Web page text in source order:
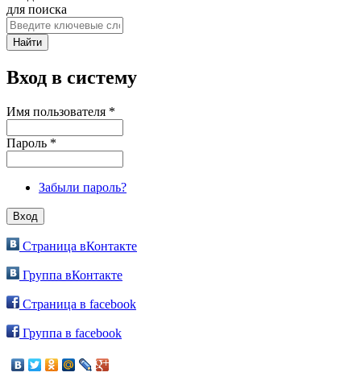
для поиска
Вход в систему
Имя пользователя *
Пароль *
Забыли пароль?
Страница вКонтакте
Группа вКонтакте
Страница в facebook
Группа в facebook